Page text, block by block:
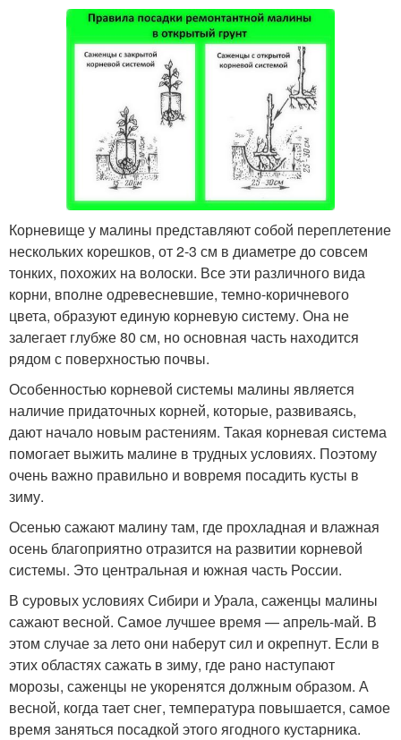
Корневище у малины представляют собой переплетение
нескольких корешков, от 2-3 см в диаметре до совсем
тонких, похожих на волоски. Все эти различного вида
корни, вполне одревесневшие, темно-коричневого
цвета, образуют единую корневую систему. Она не
залегает глубже 80 см, но основная часть находится
рядом с поверхностью почвы.
Особенностью корневой системы малины является
наличие придаточных корней, которые, развиваясь,
дают начало новым растениям. Такая корневая система
помогает выжить малине в трудных условиях. Поэтому
очень важно правильно и вовремя посадить кусты в
зиму.
Осенью сажают малину там, где прохладная и влажная
осень благоприятно отразится на развитии корневой
системы. Это центральная и южная часть России.
В суровых условиях Сибири и Урала, саженцы малины
сажают весной. Самое лучшее время — апрель-май. В
этом случае за лето они наберут сил и окрепнут. Если в
этих областях сажать в зиму, где рано наступают
морозы, саженцы не укоренятся должным образом. А
весной, когда тает снег, температура повышается, самое
время заняться посадкой этого ягодного кустарника.